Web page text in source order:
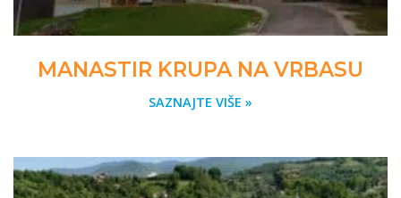
MANASTIR KRUPA NA VRBASU
SAZNAJTE VIŠE »